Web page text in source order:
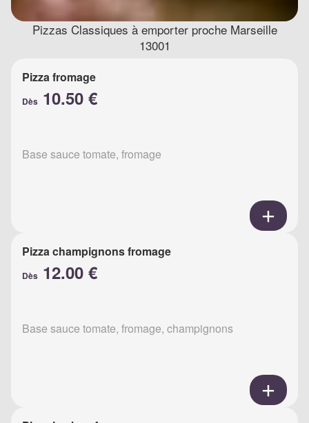
Pizzas Classiques à emporter proche Marseille
13001
Pizza fromage
Dès 10.50 €
Base sauce tomate, fromage
Pizza champignons fromage
Dès 12.00 €
Base sauce tomate, fromage, champignons